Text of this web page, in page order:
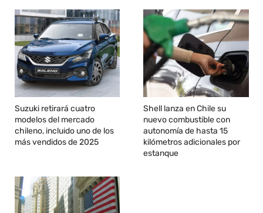
Suzuki retirará cuatro
modelos del mercado
chileno, incluido uno de los
más vendidos de 2025
Shell lanza en Chile su
nuevo combustible con
autonomía de hasta 15
kilómetros adicionales por
estanque